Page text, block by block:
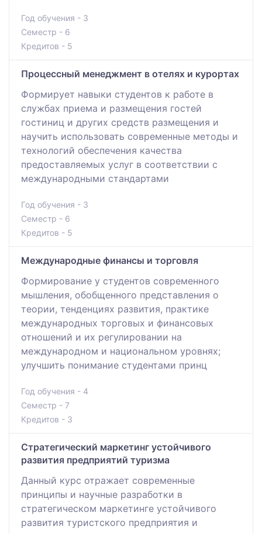
Год обучения - 3
Семестр - 6
Кредитов - 5
Процессный менеджмент в отелях и курортах
Формирует навыки студентов к работе в
службах приема и размещения гостей
гостиниц и других средств размещения и
научить использовать современные методы и
технологий обеспечения качества
предоставляемых услуг в соответствии с
международными стандартами
Год обучения - 3
Семестр - 6
Кредитов - 5
Международные финансы и торговля
Формирование у студентов современного
мышления, обобщенного представления о
теории, тенденциях развития, практике
международных торговых и финансовых
отношений и их регулировании на
международном и национальном уровнях;
улучшить понимание студентами принц
Год обучения - 4
Семестр - 7
Кредитов - 3
Стратегический маркетинг устойчивого
развития предприятий туризма
Данный курс отражает современные
принципы и научные разработки в
стратегическом маркетинге устойчивого
развития туристского предприятия и